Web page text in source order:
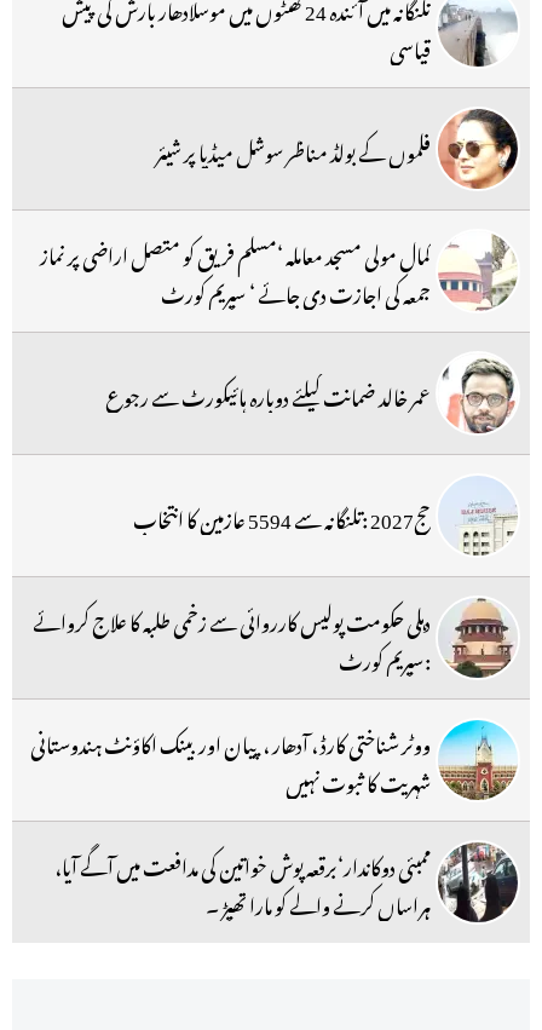
قیاسی
فلموں کے بولڈ مناظر سوشل میڈیا پر شیئر
کمال مولی مسجد معاملہ ‘مسلم فریق کو متصل اراضی پر نماز
جمعہ کی اجازت دی جائے ‘ سپریم کورٹ
عمر خالد ضمانت کیلئے دوبارہ ہائیکورٹ سے رجوع
حج2027 :تلنگانہ سے 5594 عازمین کا انتخاب
دہلی حکومت پولیس کارروائی سے زخمی طلبہ کا علاج کروائے
:سپریم کورٹ
ووٹر شناختی کارڈ ، آدھار ، پیان اور بینک اکاؤنٹ ہندوستانی
شہریت کا ثبوت نہیں
ممبئی دوکاندار‘برقعہ پوش خواتین کی مدافعت میں آگے آیا،
ہراساں کرنے والے کو مارا تھپڑ ۔